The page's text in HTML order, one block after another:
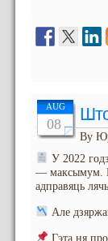
AUG
08
By
У 2022
— максымум.
адправяць
Але
Гэта ня